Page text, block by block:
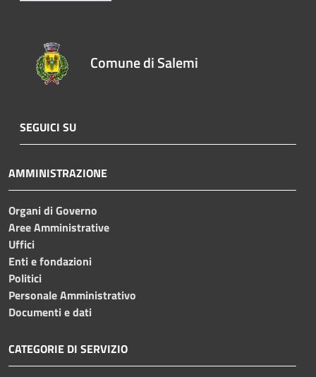
Comune di Salemi
SEGUICI SU
AMMINISTRAZIONE
Organi di Governo
Aree Amministrative
Uffici
Enti e fondazioni
Politici
Personale Amministrativo
Documenti e dati
CATEGORIE DI SERVIZIO